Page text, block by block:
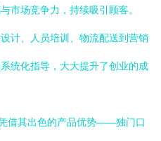
市场竞争力，持续吸引顾客。
计、人员培训、物流配送到营销
统化指导，大大提升了创业的成
借其出色的产品优势——独门口